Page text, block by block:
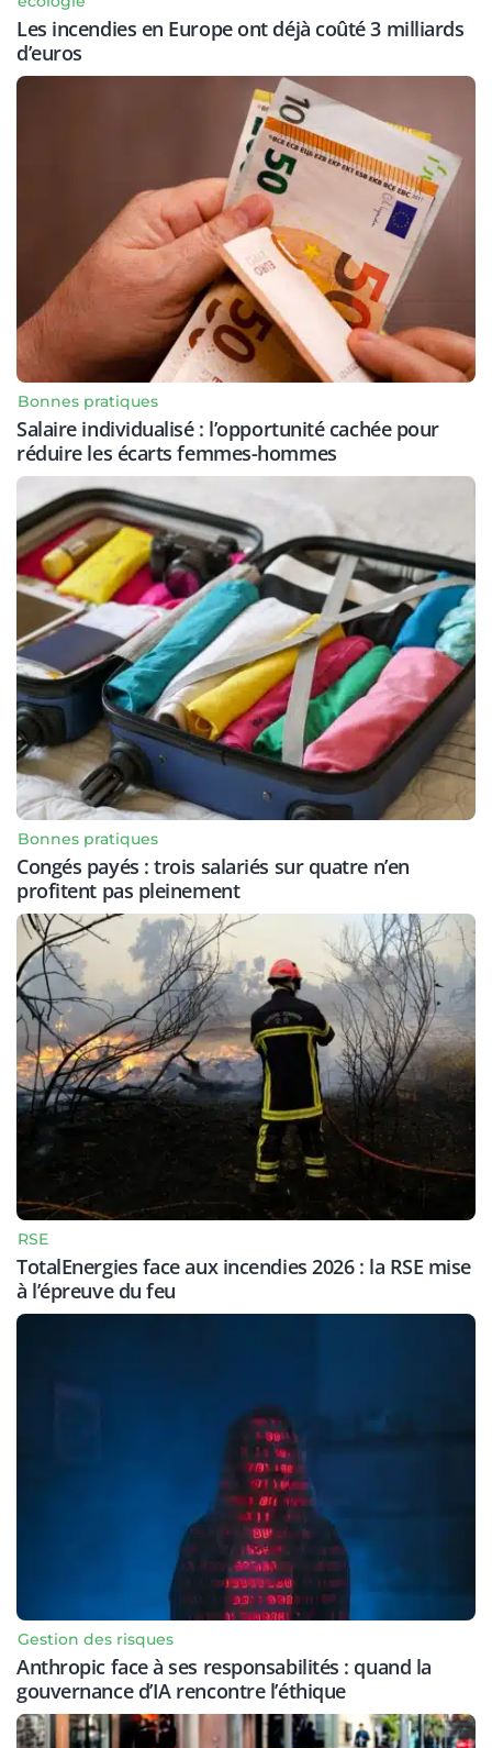
Les incendies en Europe ont déjà coûté 3 milliards
d’euros
Bonnes pratiques
Salaire individualisé : l’opportunité cachée pour
réduire les écarts femmes-hommes
Bonnes pratiques
Congés payés : trois salariés sur quatre n’en
profitent pas pleinement
RSE
TotalEnergies face aux incendies 2026 : la RSE mise
à l’épreuve du feu
Gestion des risques
Anthropic face à ses responsabilités : quand la
gouvernance d’IA rencontre l’éthique